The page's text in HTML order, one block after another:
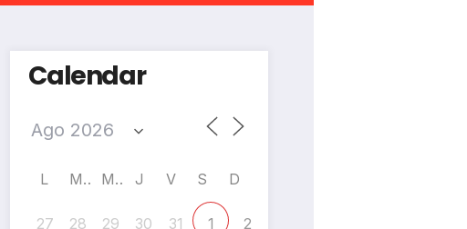
Calendar
L M M J V S D
27 28 29 30 31 1
2